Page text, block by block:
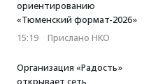
ориентированию
«Тюменский формат-2026»
15:19 · Прислано НКО
Организация «Радость»
открывает сеть